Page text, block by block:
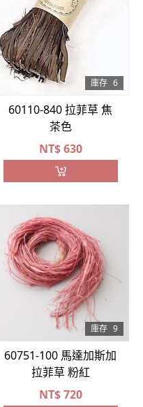
庫存 6
60110-840 拉菲草 焦
茶色
NT$630
庫存 9
60751-100 馬達加斯加
拉菲草 粉紅
NT$720